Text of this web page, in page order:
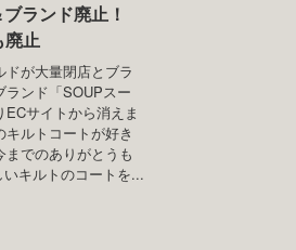
ランド廃止！
廃止
が大量閉店とブラ
ランド「SOUPスー
サイトから消えま
ルトコートが好き
でのありがとうも
キルトのコートを...